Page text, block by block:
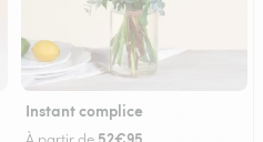
Instant complice